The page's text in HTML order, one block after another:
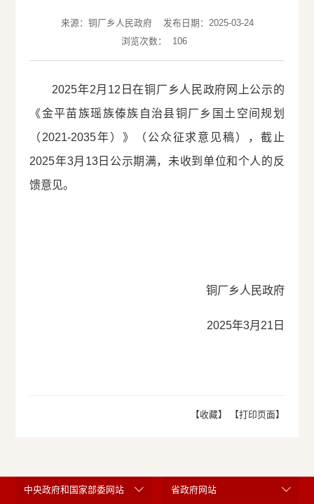
来源：铜厂乡人民政府
发布日期：2025-03-24
浏览次数：
106
2025年2月12日在铜厂乡人民政府网上公示的
《金平苗族瑶族傣族自治县铜厂乡国土空间规划
（2021-2035年）》（公众征求意见稿），截止
2025年3月13日公示期满，未收到单位和个人的反
馈意见。
铜厂乡人民政府
2025年3月21日
【收藏】 【打印页面】
中央政府和国家部委网站 省政府网站